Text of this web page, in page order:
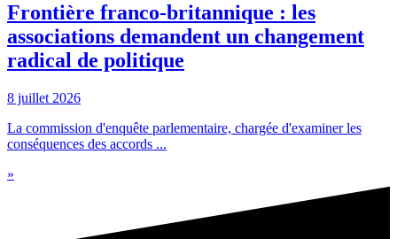
Frontière franco-britannique : les
associations demandent un changement
radical de politique
8 juillet 2026
La commission d'enquête parlementaire, chargée d'examiner les
conséquences des accords ...
»